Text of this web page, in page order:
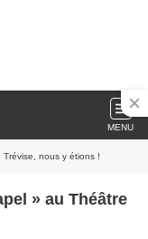
MENU
Trévise, nous y étions !
» au Théâtre